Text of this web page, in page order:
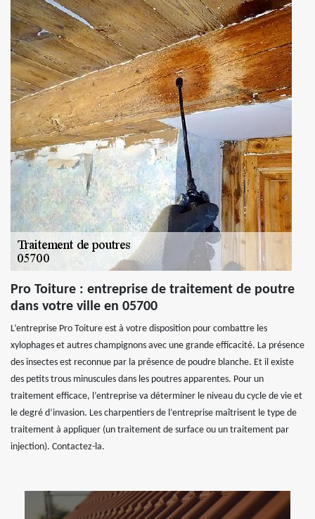
Pro Toiture : entreprise de traitement de poutre
dans votre ville en 05700
L’entreprise Pro Toiture est à votre disposition pour combattre les
xylophages et autres champignons avec une grande efficacité. La présence
des insectes est reconnue par la présence de poudre blanche. Et il existe
des petits trous minuscules dans les poutres apparentes. Pour un
traitement efficace, l’entreprise va déterminer le niveau du cycle de vie et
le degré d’invasion. Les charpentiers de l’entreprise maîtrisent le type de
traitement à appliquer (un traitement de surface ou un traitement par
injection). Contactez-la.